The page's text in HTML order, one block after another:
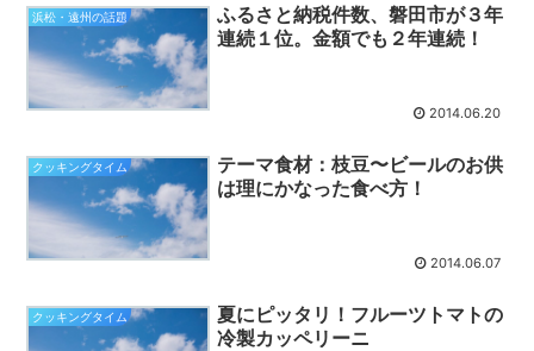
浜松・遠州の話題
ふるさと納税件数、磐田市が３年
連続１位。金額でも２年連続！
2014.06.20
クッキングタイム
テーマ食材：枝豆〜ビールのお供
は理にかなった食べ方！
2014.06.07
クッキングタイム
夏にピッタリ！フルーツトマトの
冷製カッペリーニ